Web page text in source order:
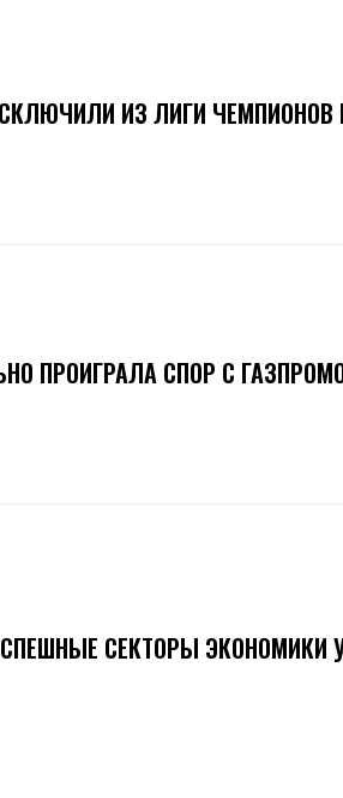
ИЗ ЛИГИ
ПРОИГРАЛА СПОР С
СЕКТОРЫ ЭКОНОМИКИ